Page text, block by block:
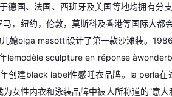
德国、法国、西班牙及美国等地均拥有分
马，纽约，伦敦，莫斯科及香港等国际大
媳olga masotti设计了第一款沙滩装。
lemodèle sculpture en réponse
创建black label性感睡衣品牌。la perla
女性内衣和泳装品牌中被人所称道的“意